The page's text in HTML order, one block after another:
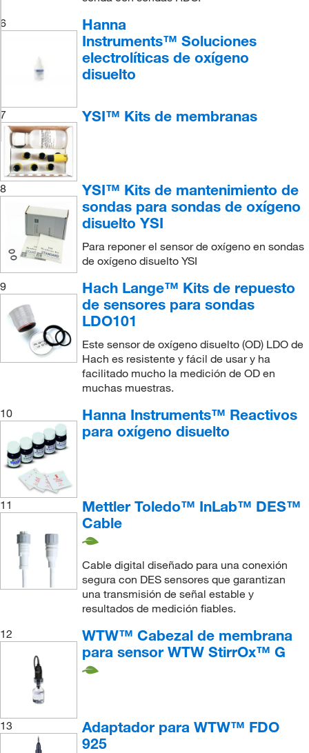
6
Hanna
Instruments™ Soluciones
electrolíticas de oxígeno
disuelto
7 YSI™ Kits de membranas
8
YSI™ Kits de mantenimiento de
sondas para sondas de oxígeno
disuelto YSI
Para reponer el sensor de oxígeno en sondas
de oxígeno disuelto YSI
9
Hach Lange™ Kits de repuesto
de sensores para sondas
LDO101
Este sensor de oxígeno disuelto (OD) LDO de
Hach es resistente y fácil de usar y ha
facilitado mucho la medición de OD en
muchas muestras.
10
Hanna Instruments™ Reactivos
para oxígeno disuelto
11
Mettler Toledo™ InLab™ DES™
Cable
Cable digital diseñado para una conexión
segura con DES sensores que garantizan
una transmisión de señal estable y
resultados de medición fiables.
12
WTW™ Cabezal de membrana
para sensor WTW StirrOx™ G
13
Adaptador para WTW™ FDO
925